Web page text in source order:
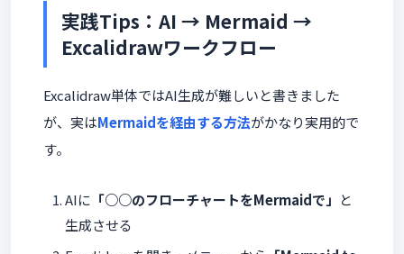
実践Tips：AI → Mermaid →
Excalidrawワークフロー
Excalidraw単体ではAI生成が難しいと書きました
が、実はMermaidを経由する方法がかなり実用的で
す。
AIに 「○○のフローチャートをMermaidで」 と
生成させる